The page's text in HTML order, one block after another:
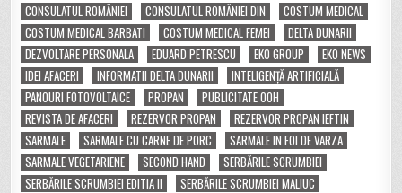
CONSULATUL ROMÂNIEI
CONSULATUL ROMÂNIEI DIN
COSTUM MEDICAL
COSTUM MEDICAL BARBATI
COSTUM MEDICAL FEMEI
DELTA DUNARII
DEZVOLTARE PERSONALA
EDUARD PETRESCU EKO GROUP
EKO NEWS
IDEI AFACERI
INFORMATII DELTA DUNARII
INTELIGENȚĂ ARTIFICIALĂ
PANOURI FOTOVOLTAICE
PROPAN
PUBLICITATE OOH
REVISTA DE AFACERI
REZERVOR PROPAN
REZERVOR PROPAN IEFTIN
SARMALE
SARMALE CU CARNE DE PORC
SARMALE IN FOI DE VARZA
SARMALE VEGETARIENE
SECOND HAND
SERBĂRILE SCRUMBIEI
SERBĂRILE SCRUMBIEI EDITIA II
SERBĂRILE SCRUMBIEI MALIUC